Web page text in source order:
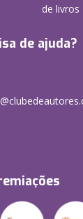
de livros
de ajuda?